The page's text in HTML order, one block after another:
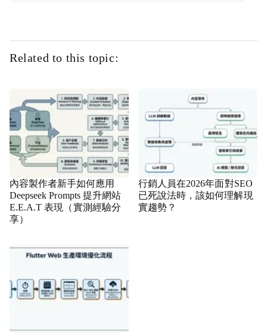
Related to this topic:
內容製作者新手如何應用
Deepseek Prompts 提升網站
E.E.A.T 表現（實測經驗分
享）
行銷人員在2026年面對SEO
已死說法時，該如何理解現
實趨勢？